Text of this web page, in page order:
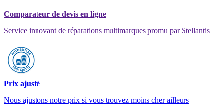
Comparateur de devis en ligne
Service innovant de réparations multimarques promu par Stellantis
Prix ajusté
Nous ajustons notre prix si vous trouvez moins cher ailleurs